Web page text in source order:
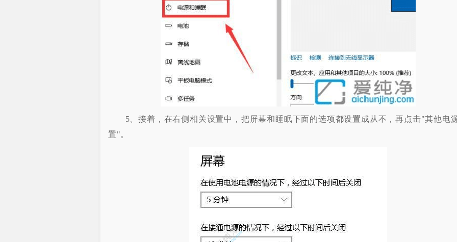
5、接着，在右侧相关设置中，把屏幕和睡眠下面的选项都设置成从不，再点击"其他电
置"。